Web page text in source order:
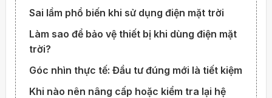
Sai lầm phổ biến khi sử dụng điện mặt trời
Làm sao để bảo vệ thiết bị khi dùng điện mặt
trời?
Góc nhìn thực tế: Đầu tư đúng mới là tiết kiệm
Khi nào nên nâng cấp hoặc kiểm tra lại hệ